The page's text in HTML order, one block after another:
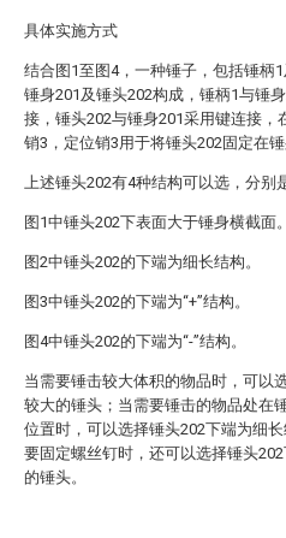
具体实施方式
结合图1至图4，一种锤子，包括锤柄
锤身201及锤头202构成，锤柄1与锤
接，锤头202与锤身201采用键连接，
销3，定位销3用于将锤头202固定在锤
上述锤头202有4种结构可以选，分别
图1中锤头202下表面大于锤身横截面。
图2中锤头202的下端为细长结构。
图3中锤头202的下端为“+”结构。
图4中锤头202的下端为“-”结构。
当需要锤击较大体积的物品时，可以
较大的锤头；当需要锤击的物品处在
位置时，可以选择锤头202下端为细
要固定螺丝钉时，还可以选择锤头202
的锤头。